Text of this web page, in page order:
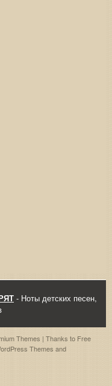
- Ноты детских песен,
Themes | Thanks to Free
Themes and